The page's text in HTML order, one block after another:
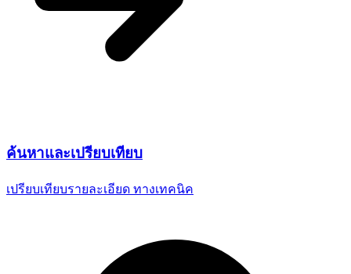
ค้นหาและเปรียบเทียบ
เปรียบเทียบรายละเอียด ทางเทคนิค